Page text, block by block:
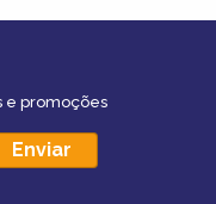
e promoções